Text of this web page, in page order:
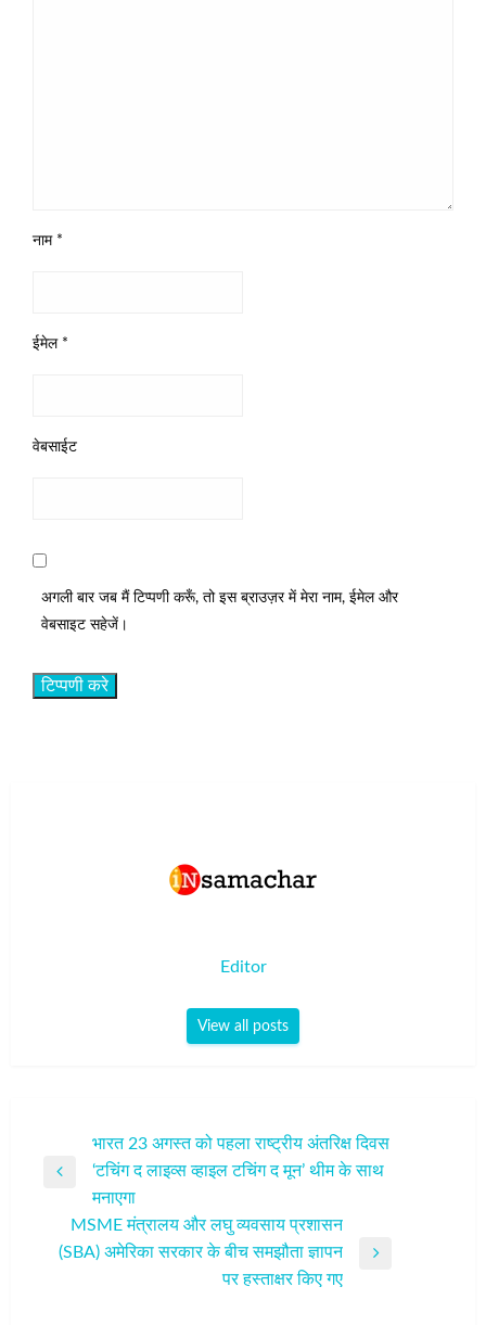
नाम *
ईमेल *
वेबसाईट
अगली बार जब मैं टिप्पणी करूँ, तो इस ब्राउज़र में मेरा नाम, ईमेल और
वेबसाइट सहेजें।
Editor
View all posts
नेविगेशन
भारत 23 अगस्त को पहला राष्ट्रीय अंतरिक्ष दिवस
‘टचिंग द लाइव्स व्हाइल टचिंग द मून’ थीम के साथ
मनाएगा
Next
MSME मंत्रालय और लघु व्यवसाय प्रशासन
(SBA) अमेरिका सरकार के बीच समझौता ज्ञापन
पर हस्ताक्षर किए गए